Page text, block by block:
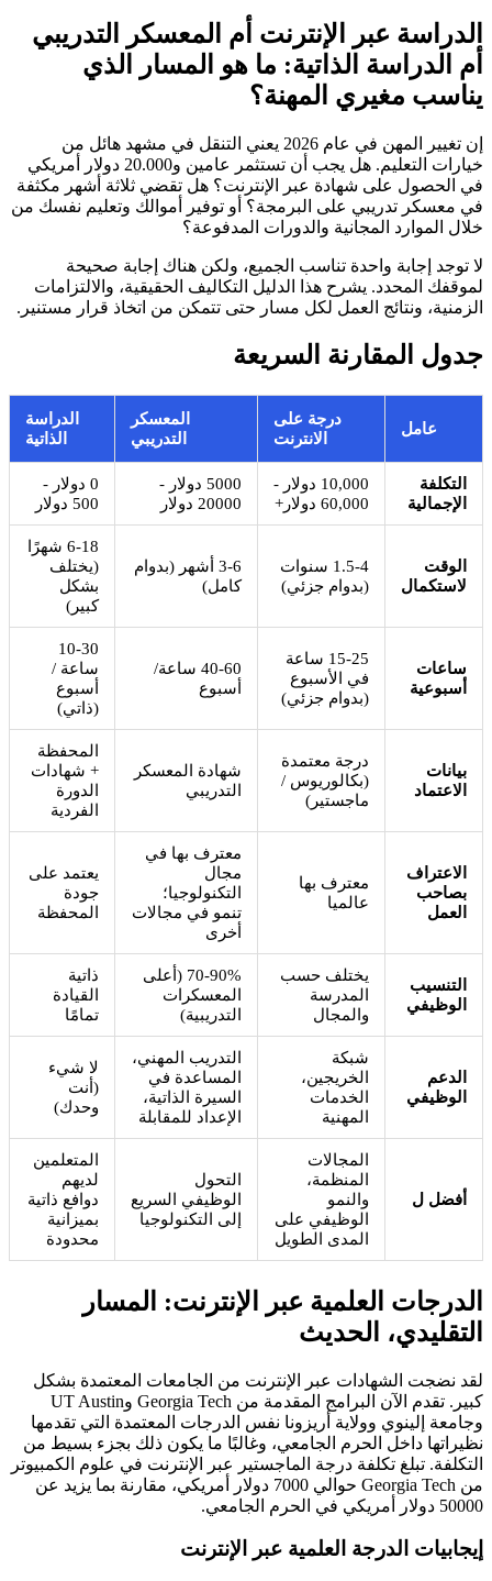
الدراسة عبر الإنترنت أم المعسكر التدريبي
أم الدراسة الذاتية: ما هو المسار الذي
يناسب مغيري المهنة؟
إن تغيير المهن في عام 2026 يعني التنقل في مشهد هائل من
خيارات التعليم. هل يجب أن تستثمر عامين و20.000 دولار أمريكي
في الحصول على شهادة عبر الإنترنت؟ هل تقضي ثلاثة أشهر مكثفة
في معسكر تدريبي على البرمجة؟ أو توفير أموالك وتعليم نفسك من
خلال الموارد المجانية والدورات المدفوعة؟
لا توجد إجابة واحدة تناسب الجميع، ولكن هناك إجابة صحيحة
لموقفك المحدد. يشرح هذا الدليل التكاليف الحقيقية، والالتزامات
الزمنية، ونتائج العمل لكل مسار حتى تتمكن من اتخاذ قرار مستنير.
جدول المقارنة السريعة
عامل
درجة على
الانترنت
المعسكر
التدريبي
الدراسة
الذاتية
التكلفة
الإجمالية
10,000 دولار -
60,000 دولار+
5000 دولار -
20000 دولار
0 دولار -
500 دولار
الوقت
لاستكمال
1.5-4 سنوات
(بدوام جزئي)
3-6 أشهر (بدوام
كامل)
6-18 شهرًا
(يختلف
بشكل
كبير)
ساعات
أسبوعية
15-25 ساعة
في الأسبوع
(بدوام جزئي)
40-60 ساعة/
أسبوع
10-30
ساعة /
أسبوع
(ذاتي)
بيانات
الاعتماد
درجة معتمدة
(بكالوريوس /
ماجستير)
شهادة المعسكر
التدريبي
المحفظة
+ شهادات
الدورة
الفردية
الاعتراف
بصاحب
العمل
معترف بها
عالميا
معترف بها في
مجال
التكنولوجيا؛
تنمو في مجالات
أخرى
يعتمد على
جودة
المحفظة
التنسيب
الوظيفي
يختلف حسب
المدرسة
والمجال
70-90% (أعلى
المعسكرات
التدريبية)
ذاتية
القيادة
تمامًا
الدعم
الوظيفي
شبكة
الخريجين،
الخدمات
المهنية
التدريب المهني،
المساعدة في
السيرة الذاتية،
الإعداد للمقابلة
لا شيء
(أنت
وحدك)
أفضل ل
المجالات
المنظمة،
والنمو
الوظيفي على
المدى الطويل
التحول
الوظيفي السريع
إلى التكنولوجيا
المتعلمين
لديهم
دوافع ذاتية
بميزانية
محدودة
الدرجات العلمية عبر الإنترنت: المسار
التقليدي، الحديث
لقد نضجت الشهادات عبر الإنترنت من الجامعات المعتمدة بشكل
كبير. تقدم الآن البرامج المقدمة من Georgia Tech وUT Austin
وجامعة إلينوي وولاية أريزونا نفس الدرجات المعتمدة التي تقدمها
نظيراتها داخل الحرم الجامعي، وغالبًا ما يكون ذلك بجزء بسيط من
التكلفة. تبلغ تكلفة درجة الماجستير عبر الإنترنت في علوم الكمبيوتر
من Georgia Tech حوالي 7000 دولار أمريكي، مقارنة بما يزيد عن
50000 دولار أمريكي في الحرم الجامعي.
إيجابيات الدرجة العلمية عبر الإنترنت